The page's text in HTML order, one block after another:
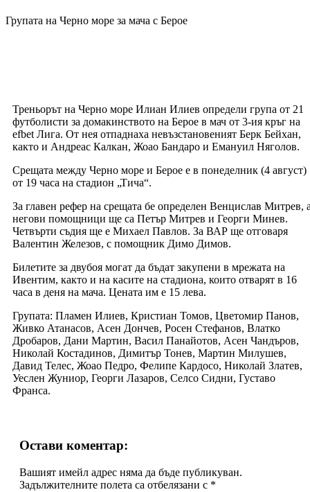
Групата на Черно море за мача с Берое
Треньорът на Черно море Илиан Илиев определи група от 21
футболисти за домакинството на Берое в мач от 3-ия кръг на
efbet Лига. От нея отпаднаха невъзстановеният Берк Бейхан,
както и Андреас Калкан, Жоао Бандаро и Емануил Няголов.
Срещата между Черно море и Берое е в понеделник (4 август)
от 19 часа на стадион „Тича“.
За главен рефер на срещата бе определен Венцислав Митрев,
негови помощници ще са Петър Митрев и Георги Минев.
Четвърти съдия ще е Михаел Павлов. За ВАР ще отговаря
Валентин Железов, с помощник Димо Димов.
Билетите за двубоя могат да бъдат закупени в мрежата на
Ивентим, както и на касите на стадиона, които отварят в 16
часа в деня на мача. Цената им е 15 лева.
Групата: Пламен Илиев, Кристиан Томов, Цветомир Панов,
Живко Атанасов, Асен Дончев, Росен Стефанов, Влатко
Дробаров, Дани Мартин, Васил Панайотов, Асен Чандъров,
Николай Костадинов, Димитър Тонев, Мартин Милушев,
Давид Телес, Жоао Педро, Фелипе Кардосо, Николай Златев,
Уеслен Жуниор, Георги Лазаров, Селсо Сидни, Густаво
Франса.
Остави коментар:
Вашият имейл адрес няма да бъде публикуван.
Задължителните полета са отбелязани с *